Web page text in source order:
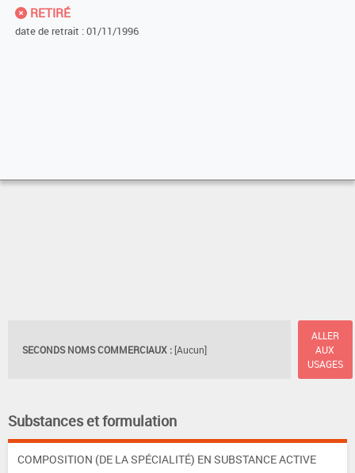
RETIRÉ
date de retrait : 01/11/1996
SECONDS NOMS COMMERCIAUX : [Aucun]
ALLER
AUX
USAGES
Substances et formulation
COMPOSITION (DE LA SPÉCIALITÉ) EN SUBSTANCE ACTIVE